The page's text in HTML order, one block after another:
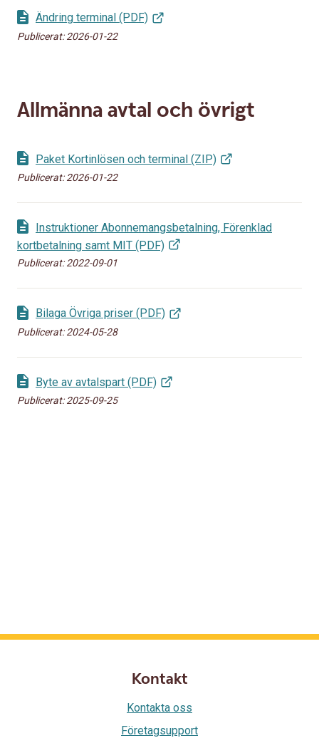
Ändring terminal (PDF)
Publicerat:2026-01-22
Allmänna avtal och övrigt
Paket Kortinlösen och terminal (ZIP)
Publicerat:2026-01-22
Instruktioner Abonnemangsbetalning, Förenklad
kortbetalning samt MIT (PDF)
Publicerat:2022-09-01
Bilaga Övriga priser (PDF)
Publicerat:2024-05-28
Byte av avtalspart (PDF)
Publicerat:2025-09-25
Kontakt
Kontakta oss
Företagsupport